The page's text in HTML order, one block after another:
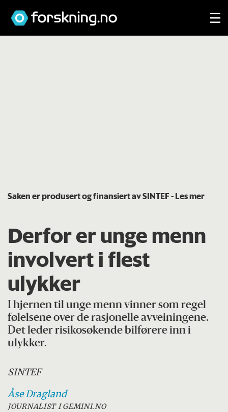
Saken er produsert og finansiert av SINTEF- Les mer
Derfor er unge menn
involvert i flest
ulykker
I hjernen til unge menn vinner som regel
følelsene over de rasjonelle avveiningene.
Det leder risikosøkende bilførere inn i
ulykker.
SINTEF
ÅseDragland
JOURNALIST I GEMINI.NO